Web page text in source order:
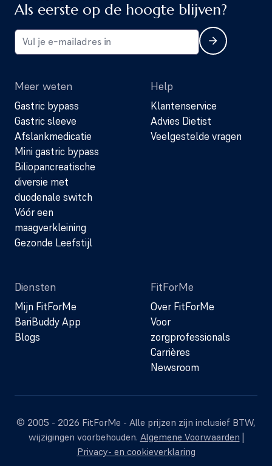
Als eerste op de hoogte blijven?
Meer weten
Gastric bypass
Gastric sleeve
Afslankmedicatie
Mini gastric bypass
Biliopancreatische
diversie met
duodenale switch
Vóór een
maagverkleining
Gezonde Leefstijl
Help
Klantenservice
Advies Dietist
Veelgestelde vragen
Diensten
Mijn FitForMe
BariBuddy App
Blogs
FitForMe
Over FitForMe
Voor
zorgprofessionals
Carrières
Newsroom
© 2005 - 2026 FitForMe - Alle prijzen zijn inclusief BTW,
wijzigingen voorbehouden. Algemene Voorwaarden |
Privacy- en cookieverklaring